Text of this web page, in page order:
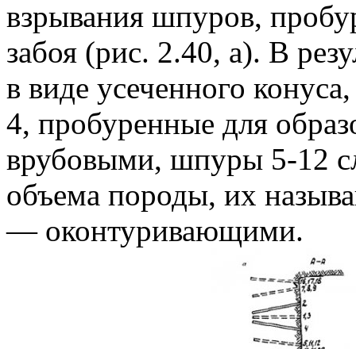
взрывания шпуров,
забоя (рис. 2.40, а). В
в виде усеченного
4, пробуренные для
врубовыми, шпуры 5-12
объема породы, их
— оконтуривающими.